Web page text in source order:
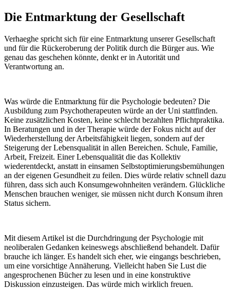
Die Entmarktung der Gesellschaft
Verhaeghe spricht sich für eine Entmarktung unserer Gesellschaft
und für die Rückeroberung der Politik durch die Bürger aus. Wie
genau das geschehen könnte, denkt er in Autorität und
Verantwortung an.
Was würde die Entmarktung für die Psychologie bedeuten? Die
Ausbildung zum Psychotherapeuten würde an der Uni stattfinden.
Keine zusätzlichen Kosten, keine schlecht bezahlten Pflichtpraktika.
In Beratungen und in der Therapie würde der Fokus nicht auf der
Wiederherstellung der Arbeitsfähigkeit liegen, sondern auf der
Steigerung der Lebensqualität in allen Bereichen. Schule, Familie,
Arbeit, Freizeit. Einer Lebensqualität die das Kollektiv
wiederentdeckt, anstatt in einsamen Selbstoptimierungsbemühungen
an der eigenen Gesundheit zu feilen. Dies würde relativ schnell dazu
führen, dass sich auch Konsumgewohnheiten verändern. Glückliche
Menschen brauchen weniger, sie müssen nicht durch Konsum ihren
Status sichern.
Mit diesem Artikel ist die Durchdringung der Psychologie mit
neoliberalen Gedanken keineswegs abschließend behandelt. Dafür
brauche ich länger. Es handelt sich eher, wie eingangs beschrieben,
um eine vorsichtige Annäherung. Vielleicht haben Sie Lust die
angesprochenen Bücher zu lesen und in eine konstruktive
Diskussion einzusteigen. Das würde mich wirklich freuen.